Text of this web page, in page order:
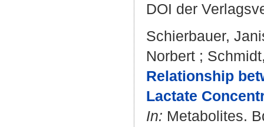
DOI der
Schierbauer,
Norbert ;
Relationship
Lactate
In: Metabolites.